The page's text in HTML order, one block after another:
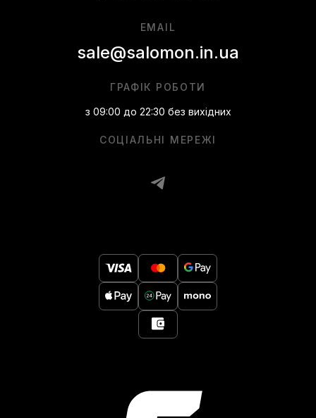
СОЦІАЛЬНІ МЕРЕЖІ
ГРАФІК РОБОТИ
з 09:00 до 22:30 без вихідних
EMAIL
sale@salomon.in.ua